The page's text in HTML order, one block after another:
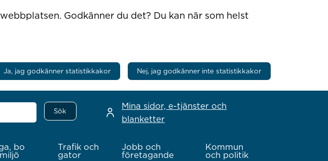
Godkänner du det? Du kan när som helst
Ja, jag godkänner statistikkakor Nej, jag godkänner inte statistikkakor
Mina sidor, e-tjänster och
blanketter
bo
Trafik och
gator
Jobb och
företagande
Kommun
och politik